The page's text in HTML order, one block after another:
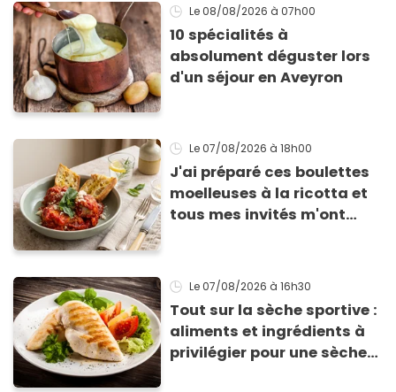
Le 08/08/2026 à 07h00
10 spécialités à
absolument déguster lors
d'un séjour en Aveyron
Le 07/08/2026 à 18h00
J'ai préparé ces boulettes
moelleuses à la ricotta et
tous mes invités m'ont
Le 07/08/2026 à 16h30
Tout sur la sèche sportive :
aliments et ingrédients à
privilégier pour une sèche